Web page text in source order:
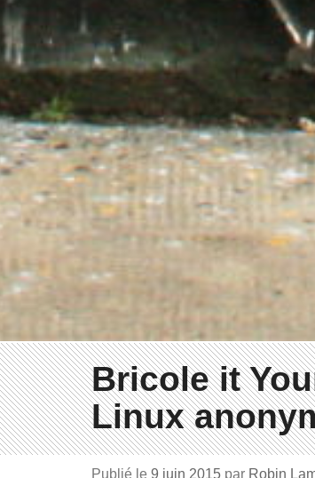
Bricole it
Linux
Publié le 9 juin 2015 par Robin